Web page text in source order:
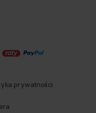
prywatności